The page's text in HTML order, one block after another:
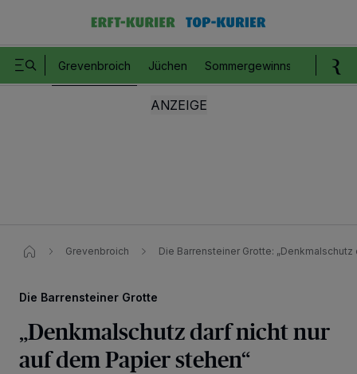
Grevenbroich Jüchen Sommergewinnspiel
Grevenbroich Die Barrensteiner Grotte:
Die Barrensteiner Grotte
„Denkmalschutz darf nicht nur
auf dem Papier stehen“
Wir und unsere218
-Partner speichern und greifen auf personenbezogene Daten
wie Browserdaten oder eindeutige Kennungen auf Ihrem Gerät zu. Durch Auswahl